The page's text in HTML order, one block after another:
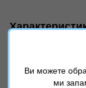
Возраст
Ви можете
ми